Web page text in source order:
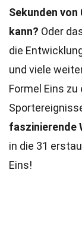
Sekunden
kann? Oder
die
und viele
Formel Eins
faszinierende
in die 31
Eins!